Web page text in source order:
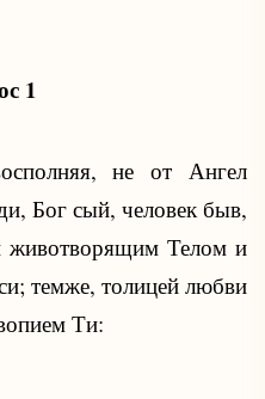
1
не от Ангел
Бог сый, человек быв,
животворящим Телом и
темже, толицей любви
Ти: